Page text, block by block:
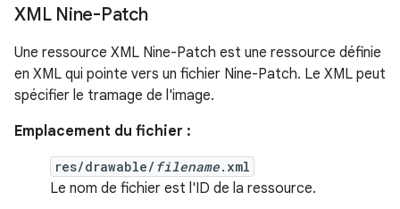
XML Nine-Patch
Une ressource XML Nine-Patch est une ressource définie
en XML qui pointe vers un fichier Nine-Patch. Le XML peut
spécifier le tramage de l'image.
Emplacement du fichier :
res/drawable/ filename.xml
Le nom de fichier est l'ID de la ressource.